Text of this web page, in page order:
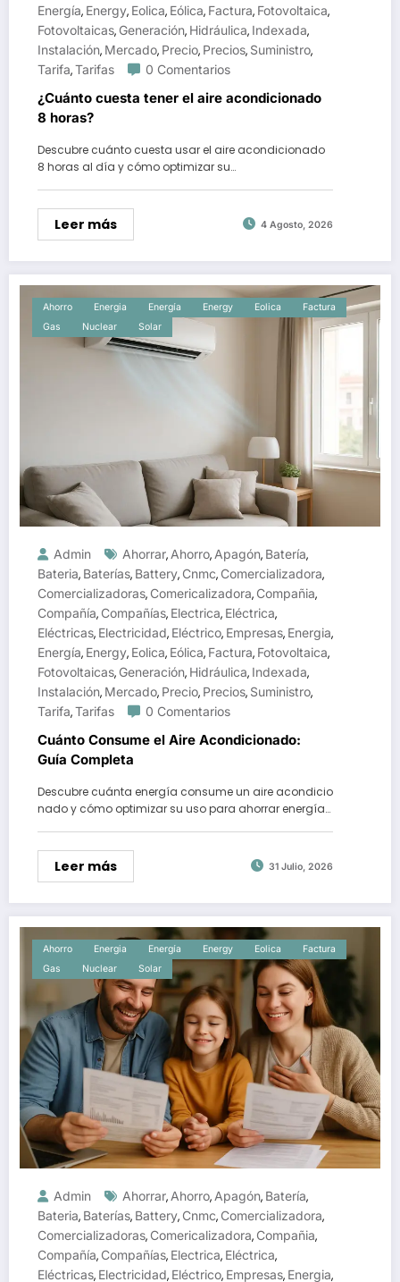
Energía, Energy, Eolica, Eólica, Factura, Fotovoltaica,
Fotovoltaicas, Generación, Hidráulica, Indexada,
Instalación, Mercado, Precio, Precios, Suministro,
Tarifa,Tarifas 0 Comentarios
¿Cuánto cuesta tener el aire acondicionado
8 horas?
Descubre cuánto cuesta usar el aire acondicionado
8 horas al día y cómo optimizar su…
Leer más 4 Agosto, 2026
Ahorro Energia Energía Energy Eolica
Factura
Gas
Nuclear Solar
Admin Ahorrar, Ahorro, Apagón, Batería,
Bateria, Baterías, Battery, Cnmc, Comercializadora,
Comercializadoras, Comericalizadora, Compañia,
Compañía, Compañías, Electrica, Eléctrica,
Eléctricas, Electricidad, Eléctrico, Empresas, Energia,
Energía, Energy, Eolica, Eólica, Factura, Fotovoltaica,
Fotovoltaicas, Generación, Hidráulica, Indexada,
Instalación, Mercado, Precio, Precios, Suministro,
Tarifa,Tarifas 0 Comentarios
Cuánto Consume el Aire Acondicionado:
Guía Completa
Descubre cuánta energía consume un aire acondicio
nado y cómo optimizar su uso para ahorrar energía…
Leer más 31 Julio, 2026
Ahorro Energia Energía Energy Eolica
Factura
Gas
Nuclear Solar
Admin Ahorrar, Ahorro, Apagón, Batería,
Bateria, Baterías, Battery, Cnmc, Comercializadora,
Comercializadoras, Comericalizadora, Compañia,
Compañía, Compañías, Electrica, Eléctrica,
Eléctricas, Electricidad, Eléctrico, Empresas, Energia,